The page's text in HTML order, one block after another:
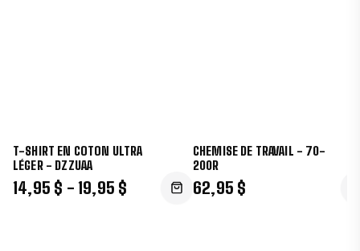
T-SHIRT EN COTON ULTRA
LÉGER - DZZUAA
14,95 $ - 19,95 $
CHEMISE DE TRAVAIL - 70-
200R
62,95 $